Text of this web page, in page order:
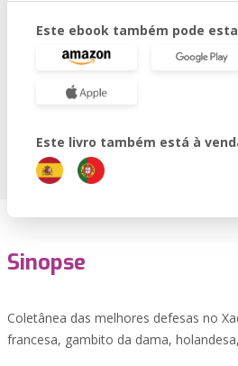
Este ebook também pode
Este livro também está à
Sinopse
Coletânea das melhores defesas no
francesa, gambito da dama,